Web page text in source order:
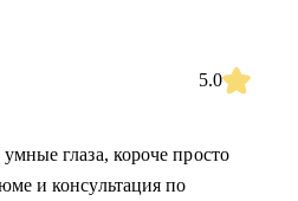
5.0
глаза, короче просто
и консультация по